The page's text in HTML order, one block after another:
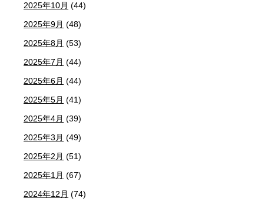
2025年10月 (44)
2025年9月 (48)
2025年8月 (53)
2025年7月 (44)
2025年6月 (44)
2025年5月 (41)
2025年4月 (39)
2025年3月 (49)
2025年2月 (51)
2025年1月 (67)
2024年12月 (74)